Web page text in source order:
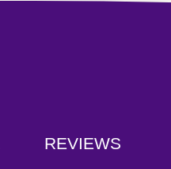
REVIEWS